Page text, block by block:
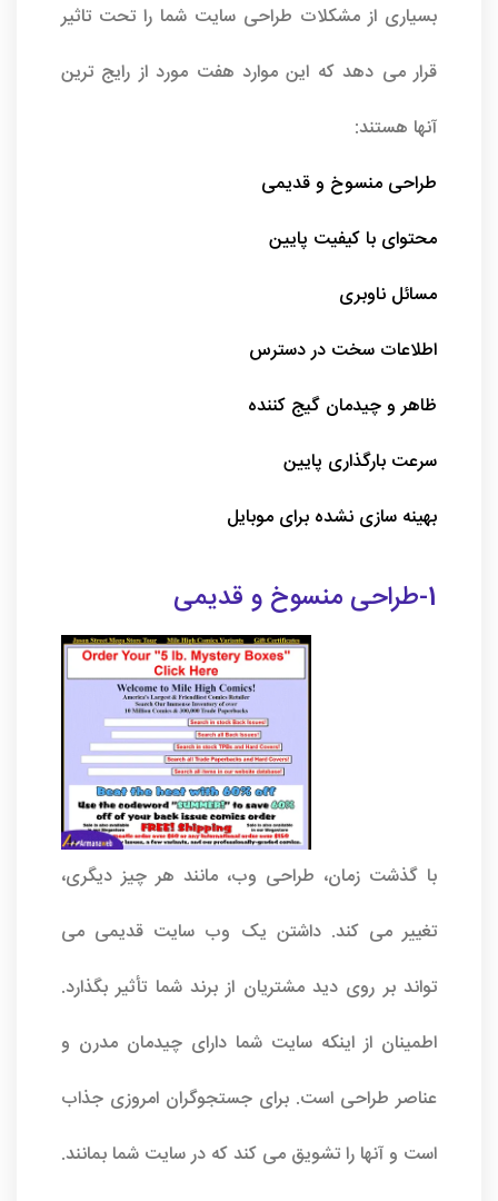
بسیاری از مشکلات طراحی سایت شما را تحت تاثیر
قرار می دهد که این موارد هفت مورد از رایج ترین
آنها هستند:
طراحی منسوخ و قدیمی
محتوای با کیفیت پایین
مسائل ناوبری
اطلاعات سخت در دسترس
ظاهر و چیدمان گیج کننده
سرعت بارگذاری پایین
بهینه سازی نشده برای موبایل
1-طراحی منسوخ و قدیمی
با گذشت زمان، طراحی وب، مانند هر چیز دیگری،
تغییر می کند. داشتن یک وب سایت قدیمی می
تواند بر روی دید مشتریان از برند شما تأثیر بگذارد.
اطمینان از اینکه سایت شما دارای چیدمان مدرن و
عناصر طراحی است. برای جستجوگران امروزی جذاب
است و آنها را تشویق می کند که در سایت شما بمانند.